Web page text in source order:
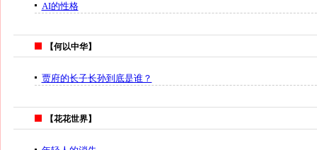
AI的性格
【何以中华】
贾府的长子长孙到底是谁？
【花花世界】